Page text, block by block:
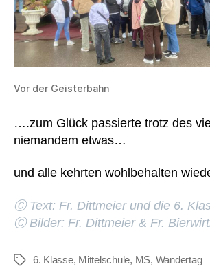
Vor der Geisterbahn
….zum Glück passierte trotz des
niemandem etwas…
und alle kehrten wohlbehalten
Ⓒ Text: Fr. Dittmeier und die 6.
Ⓒ Bilder: Fr. Dittmeier & Fr.
Schlagwörter
6. Klasse, Mittelschule, MS, Wandertag